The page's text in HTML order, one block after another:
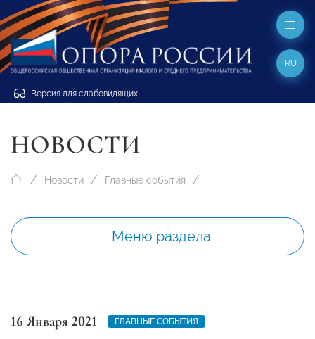
Версия для слабовидящих
RU
НОВОСТИ
Новости Главные события
Меню раздела
16 Января 2021 ГЛАВНЫЕ СОБЫТИЯ